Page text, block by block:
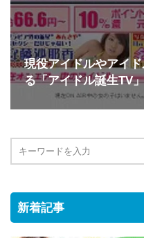
現役アイドルやアイ
る「アイドル誕生TV
新着記事